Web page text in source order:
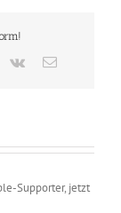
Vk
E-
Supporter, jetzt